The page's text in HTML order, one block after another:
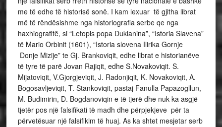
me të edhe të historisë sonë. I kam lexuar të gjitha librat
më të rëndësishme nga historiografia serbe qe nga
haxhiografitë, si “Letopis popa Duklanina”, “Istoria Slavena”
të Mario Orbinit (1601), “Istoria slovena Ilirika Gornje
Donje Mizije” te Gj. Brankoviqit, edhe librat e historianëve
të tyre të parë Jovan Rajiqit, edhe S.Novakoviqit. S.
Mijatoviqit, V.Gjorgjeviqit, J. Radonjiqit, K. Novakoviqit, A.
Bogosavljeviqit, T. Stankoviqit, pastaj Fanulla Papazogllun,
M. Budimirin, D. Bogdanoviqin e të tjerë dhe nuk ka asgjë
tjetër pos një falsifikati të madh dhe përpjekjeve për ta
përvetësuar një falsifikim të huaj. As ka shtet mesjetar serb